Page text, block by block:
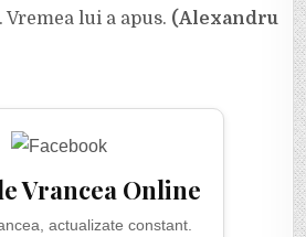
lui a apus. (Alexandru
Vrancea Online
actualizate constant.